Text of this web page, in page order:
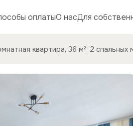
оплатыО насДля
квартира, 36 м², 2 спальных